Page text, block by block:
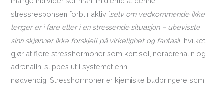
stressresponsen forblir aktiv (selv om vedkommende ikke
lenger er i fare eller i en stressende situasjon – ubevisste
sinn skjønner ikke forskjell på virkelighet og fantasi), hvilket
gjør at flere stresshormoner som kortisol, noradrenalin og
adrenalin, slippes ut i systemet enn
nødvendig. Stresshormoner er kjemiske budbringere som